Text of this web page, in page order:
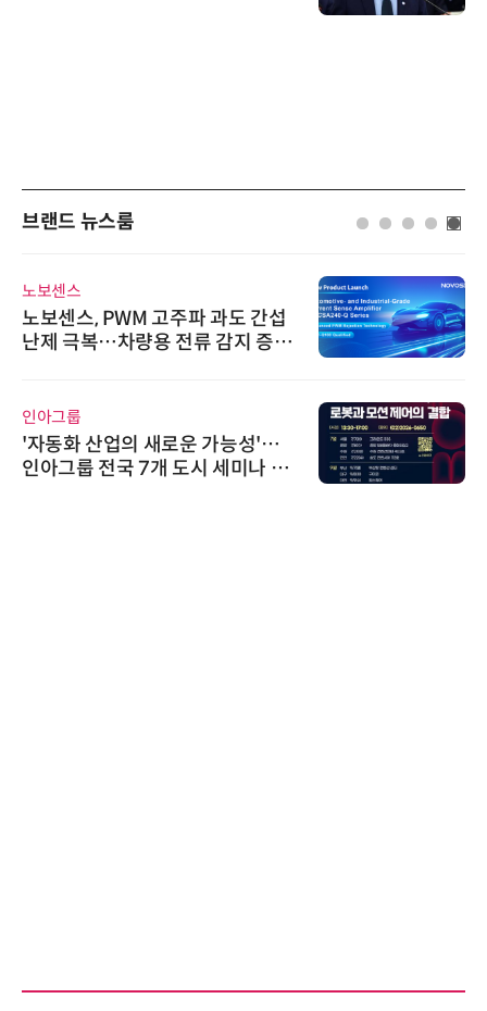
브랜드 뉴스룸
노보센스
노보센스, PWM 고주파 과도 간섭
난제 극복…차량용 전류 감지 증폭
인아그룹
'자동화 산업의 새로운 가능성'…
인아그룹 전국 7개 도시 세미나 페